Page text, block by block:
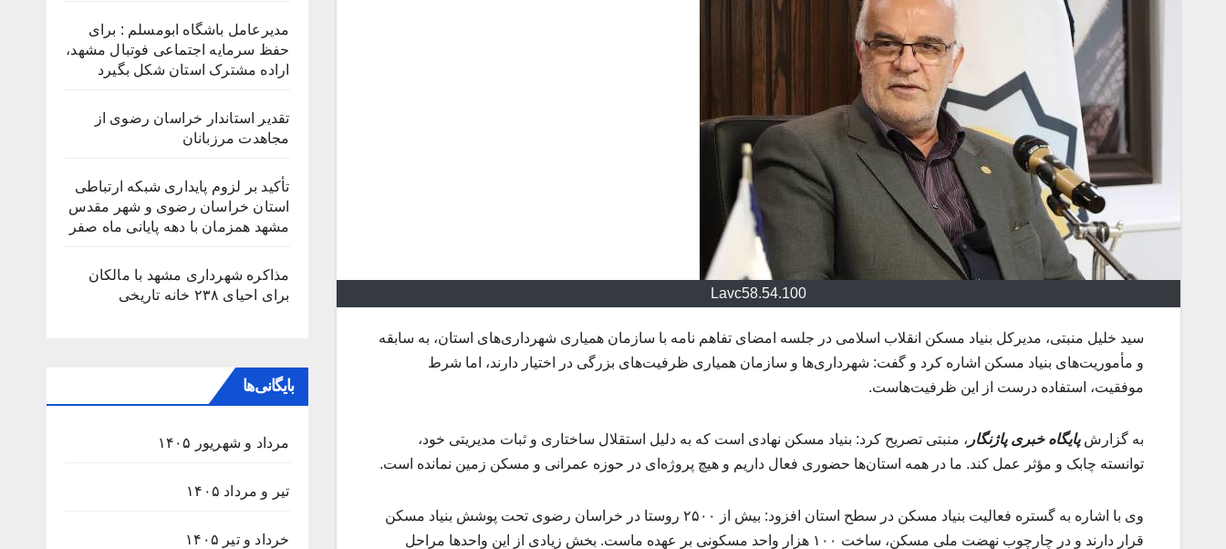
Lavc58.54.100
سید خلیل منبتی، مدیرکل بنیاد مسکن انقلاب اسلامی در جلسه امضای تفاهم نامه با سازمان همیاری شهرداری‌های استان، به سابقه
و مأموریت‌های بنیاد مسکن اشاره کرد و گفت: شهرداری‌ها و سازمان همیاری ظرفیت‌های بزرگی در اختیار دارند، اما شرط
موفقیت، استفاده درست از این ظرفیت‌هاست.
به گزارشپایگاه خبری پاژنگار ، منبتی تصریح کرد: بنیاد مسکن نهادی است که به دلیل استقلال ساختاری و ثبات مدیریتی خود،
توانسته چابک و مؤثر عمل کند. ما در همه استان‌ها حضوری فعال داریم و هیچ پروژه‌ای در حوزه عمرانی و مسکن زمین نمانده است.
وی با اشاره به گستره فعالیت بنیاد مسکن در سطح استان افزود: بیش از ۲۵۰۰ روستا در خراسان رضوی تحت پوشش بنیاد مسکن
قرار دارند و در چارچوب نهضت ملی مسکن، ساخت ۱۰۰ هزار واحد مسکونی بر عهده ماست. بخش زیادی از این واحدها مراحل
مدیرعامل باشگاه ابومسلم : برای
حفظ سرمایه اجتماعی فوتبال مشهد،
اراده مشترک استان شکل بگیرد
تقدیر استاندار خراسان رضوی از
مجاهدت مرزبانان
تأکید بر لزوم پایداری شبکه ارتباطی
استان خراسان رضوی و شهر مقدس
مشهد همزمان با دهه پایانی ماه صفر
مذاکره شهرداری مشهد با مالکان
برای احیای ۲۳۸ خانه تاریخی
بایگانی‌ها
مرداد و شهریور ۱۴۰۵
تیر و مرداد ۱۴۰۵
خرداد و تیر ۱۴۰۵